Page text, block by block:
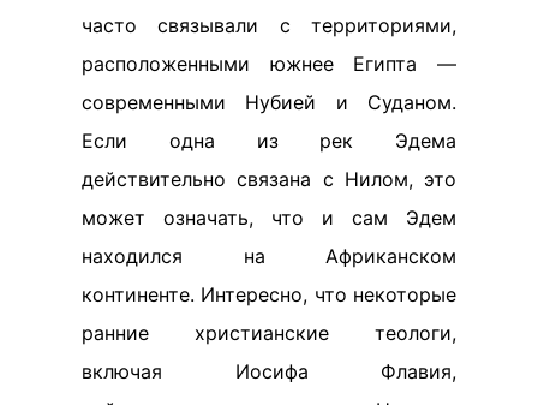
часто связывали с территориями,
расположенными южнее Египта —
современными Нубией и Суданом.
Если одна из рек Эдема
действительно связана с Нилом, это
может означать, что и сам Эдем
находился на Африканском
континенте. Интересно, что некоторые
ранние христианские теологи,
включая Иосифа Флавия,